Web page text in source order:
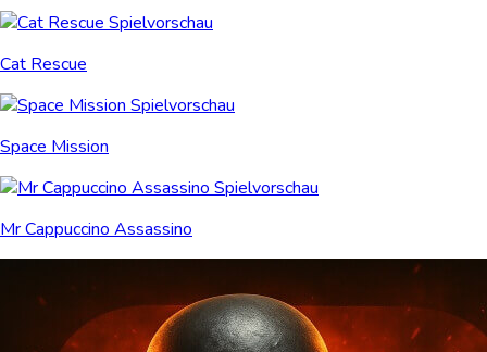
Cat Rescue
Space Mission
Mr Cappuccino Assassino